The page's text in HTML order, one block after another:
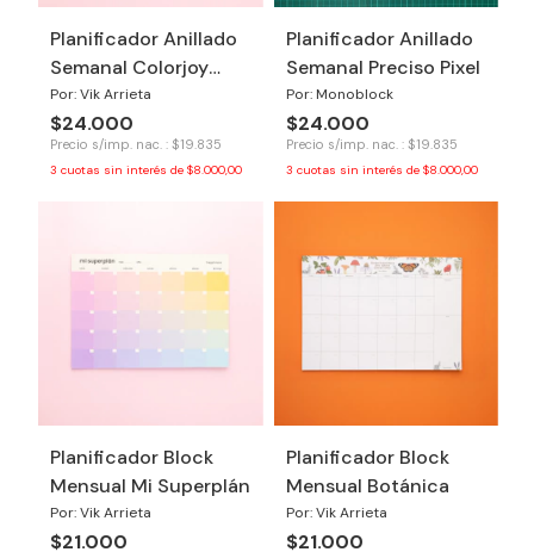
Planificador Anillado
Semanal Colorjoy
2026
Por: Vik Arrieta
$24.000
Precio s/imp. nac. : $19.835
3 cuotas sin interés de $8.000,00
Planificador Anillado
Semanal Preciso Pixel
Por: Monoblock
$24.000
Precio s/imp. nac. : $19.835
3 cuotas sin interés de $8.000,00
Planificador Block
Mensual Mi Superplán
Por: Vik Arrieta
$21.000
Planificador Block
Mensual Botánica
Por: Vik Arrieta
$21.000